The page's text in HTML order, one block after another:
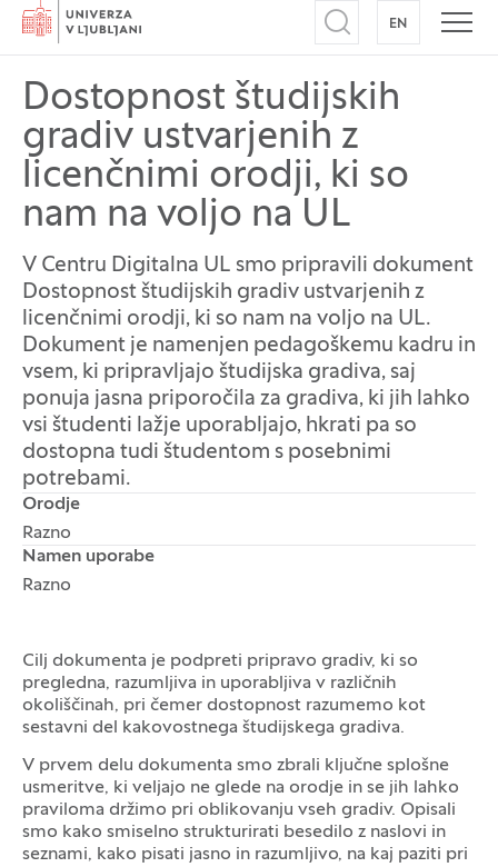
Domov
Odpri iskalnik
EN NA
Dostopnost študijskih
gradiv ustvarjenih z
licenčnimi orodji, ki so
nam na voljo na UL
V Centru Digitalna UL smo pripravili dokument
Dostopnost študijskih gradiv ustvarjenih z
licenčnimi orodji, ki so nam na voljo na UL.
Dokument je namenjen pedagoškemu kadru in
vsem, ki pripravljajo študijska gradiva, saj
ponuja jasna priporočila za gradiva, ki jih lahko
vsi študenti lažje uporabljajo, hkrati pa so
dostopna tudi študentom s posebnimi
potrebami.
Orodje
Razno
Namen uporabe
Razno
Cilj dokumenta je podpreti pripravo gradiv, ki so
pregledna, razumljiva in uporabljiva v različnih
okoliščinah, pri čemer dostopnost razumemo kot
sestavni del kakovostnega študijskega gradiva.
V prvem delu dokumenta smo zbrali ključne splošne
usmeritve, ki veljajo ne glede na orodje in se jih lahko
praviloma držimo pri oblikovanju vseh gradiv. Opisali
smo kako smiselno strukturirati besedilo z naslovi in
seznami, kako pisati jasno in razumljivo, na kaj paziti pri